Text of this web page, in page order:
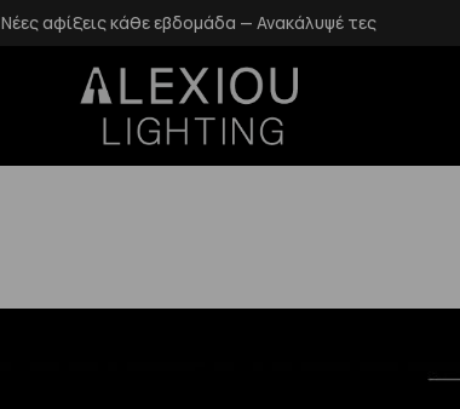
Νέες αφίξεις κάθε εβδομάδα — Ανακάλυψέ τες